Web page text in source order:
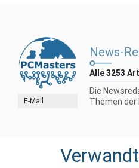
E-Mail
News-
Alle 3253
Die
Themen der